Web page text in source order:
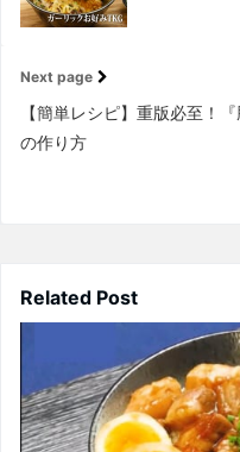
Next page
【簡単レシピ】重版必至！
の作り方
Related Post